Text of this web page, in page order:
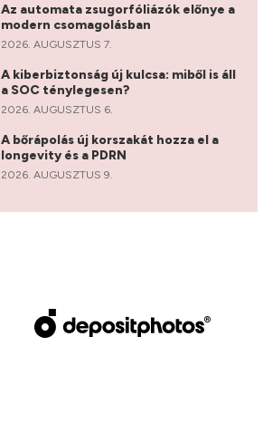
Az automata zsugorfóliázók előnye a
modern csomagolásban
2026. AUGUSZTUS 7.
A kiberbiztonság új kulcsa: miből is áll
a SOC ténylegesen?
2026. AUGUSZTUS 6.
A bőrápolás új korszakát hozza el a
longevity és a PDRN
2026. AUGUSZTUS 9.